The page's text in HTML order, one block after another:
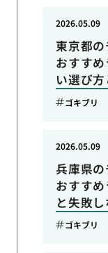
東京都
おすす
い選び
2026.05.09
ゴキブリ
兵庫県
おすす
と失敗
2026.05.09
ゴキブリ